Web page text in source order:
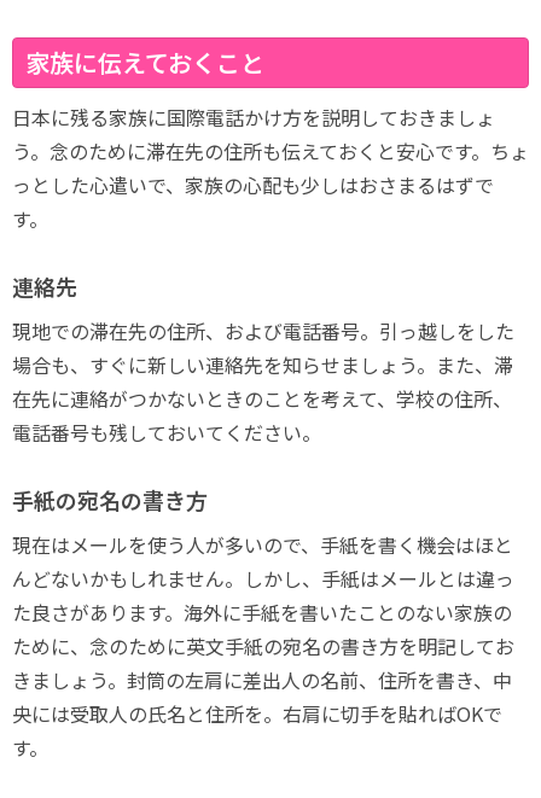
家族に伝えておくこと
日本に残る家族に国際電話かけ方を説明しておきましょ
う。念のために滞在先の住所も伝えておくと安心です。ちょ
っとした心遣いで、家族の心配も少しはおさまるはずで
す。
連絡先
現地での滞在先の住所、および電話番号。引っ越しをした
場合も、すぐに新しい連絡先を知らせましょう。また、滞
在先に連絡がつかないときのことを考えて、学校の住所、
電話番号も残しておいてください。
手紙の宛名の書き方
現在はメールを使う人が多いので、手紙を書く機会はほと
んどないかもしれません。しかし、手紙はメールとは違っ
た良さがあります。海外に手紙を書いたことのない家族の
ために、念のために英文手紙の宛名の書き方を明記してお
きましょう。封筒の左肩に差出人の名前、住所を書き、中
央には受取人の氏名と住所を。右肩に切手を貼ればOKで
す。